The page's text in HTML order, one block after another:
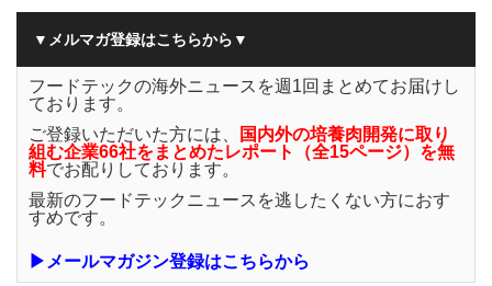
▼メルマガ登録はこちらから▼
フードテックの海外ニュースを週1回まとめてお届けし
ております。
ご登録いただいた方には、
国内外の培養肉開発に取り
組む企業66社をまとめたレポート（全15ページ）を無
料でお配りしております。
最新のフードテックニュースを逃したくない方におす
すめです。
▶メールマガジン登録はこちらから